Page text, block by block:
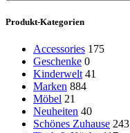
Produkt-Kategorien
Accessories 175
Geschenke 0
Kinderwelt 41
Marken 884
Möbel 21
Neuheiten 40
Schönes Zuhause 243